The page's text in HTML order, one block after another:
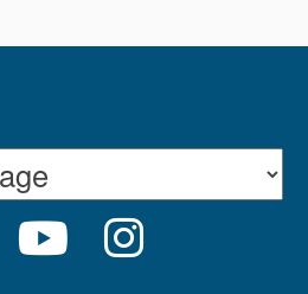
FACEBOOK
YOUTUBE